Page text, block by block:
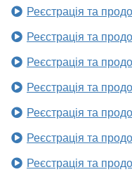
Реєстрація та
Реєстрація та
Реєстрація та
Реєстрація та
Реєстрація та
Реєстрація та
Реєстрація та